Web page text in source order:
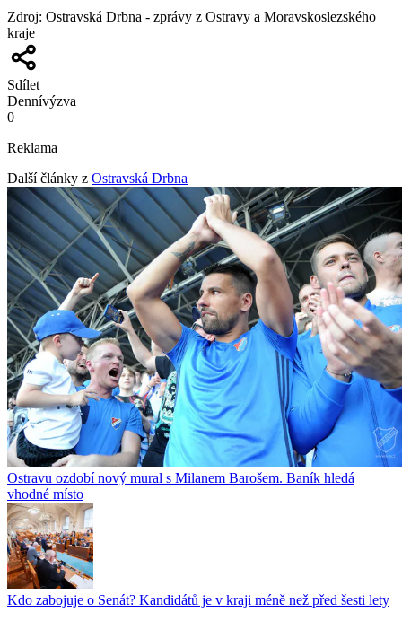
Zdroj: Ostravská Drbna - zprávy z Ostravy a Moravskoslezského
kraje
Sdílet
Dennívýzva
0
Reklama
Další články z Ostravská Drbna
Ostravu ozdobí nový mural s Milanem Barošem. Baník hledá
vhodné místo
Kdo zabojuje o Senát? Kandidátů je v kraji méně než před šesti lety